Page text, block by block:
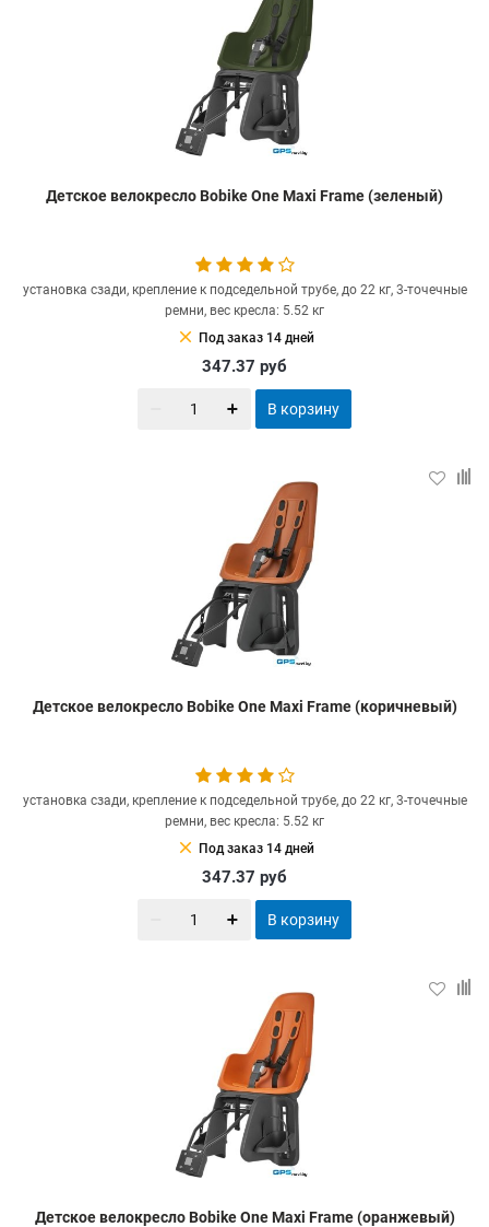
Детское велокресло Bobike One Maxi Frame (зеленый)
установка сзади, крепление к подседельной трубе, до 22 кг, 3-точечные
ремни, вес кресла: 5.52 кг
clear Под заказ 14 дней
347.37 руб
В корзину
Детское велокресло Bobike One Maxi Frame (коричневый)
установка сзади, крепление к подседельной трубе, до 22 кг, 3-точечные
ремни, вес кресла: 5.52 кг
clear Под заказ 14 дней
347.37 руб
В корзину
Детское велокресло Bobike One Maxi Frame (оранжевый)